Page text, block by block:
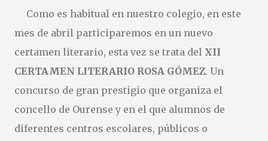
fluyan. Y quién sabe… ¡quizás vuestro relato aparezca
publicado en La Región ! ¡Animaos a participar! Cada historia
cuenta… ¡y la vuestra puede inspirar a muchos! Os dejamos
las bases: https://drive.google.com/file/d/1sKZNfJQ-
Y8DsiTC9cpq8aPIKPhTGBiKR/view?usp=sharing
Como es habitual en nuestro colegio, en este
mes de abril participaremos en un nuevo
certamen literario, esta vez se trata del XII
CERTAMEN LITERARIO ROSA GÓMEZ. Un
concurso de gran prestigio que organiza el
concello de Ourense y en el que alumnos de
diferentes centros escolares, públicos o